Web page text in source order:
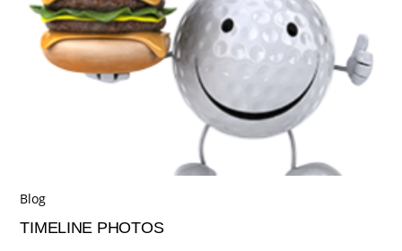
Blog
TIMELINE PHOTOS